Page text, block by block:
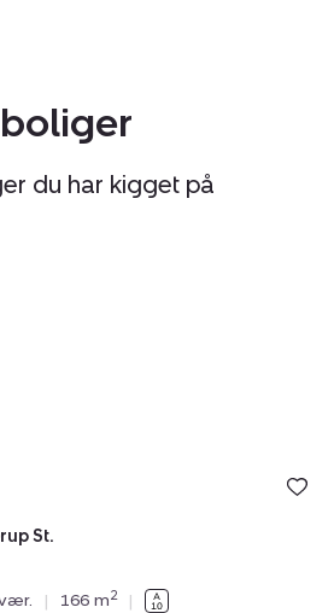
du har kigget på
St.
| 166 m2 |